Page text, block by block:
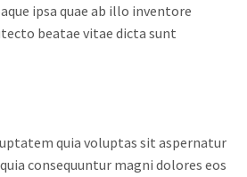
ipsa quae ab illo inventore
beatae vitae dicta sunt
quia voluptas sit aspernatur
consequuntur magni dolores eos